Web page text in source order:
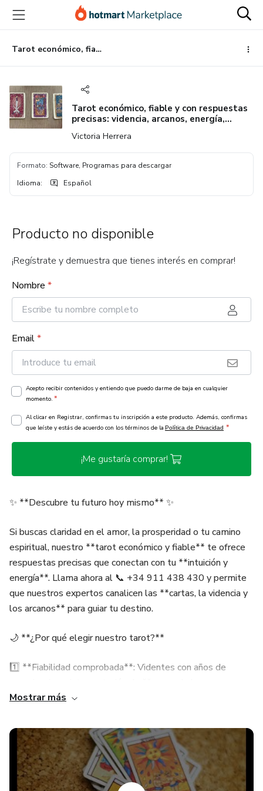
principal
página
de
página
Tarot económico, fiable y con respuestas precisas: videncia, arcanos, energía, destino
Tarot económico, fiable y con respuestas
precisas: videncia, arcanos, energía,
Victoria Herrera
Formato: Software, Programas para descargar
Idioma: Español
Producto no disponible
¡Regístrate y demuestra que tienes interés en comprar!
Nombre *
Email*
Acepto recibir contenidos y entiendo que puedo darme de baja en cualquier
momento. *
Al clicar en Registrar, confirmas tu inscripción a este producto. Además, confirmas
que leíste y estás de acuerdo con los términos de la Política de Privacidad *
¡Me gustaría comprar!
✨ **Descubre tu futuro hoy mismo** ✨
Si buscas claridad en el amor, la prosperidad o tu camino
espiritual, nuestro **tarot económico y fiable** te ofrece
respuestas precisas que conectan con tu **intuición y
energía**. Llama ahora al 📞 +34 911 438 430 y permite
que nuestros expertos canalicen las **cartas, la videncia y
los arcanos** para guiar tu destino.
🌙 **¿Por qué elegir nuestro tarot?**
1️⃣ **Fiabilidad comprobada**: Videntes con años de
energías**.
2️⃣ **Respuestas precisas**: Cada tirada de **tarot y
cartas** revela patrones ocultos y te conecta con tu
camino espiritual.
3️⃣ **Accesible para todos**: Consulta económica que se
Mostrar más